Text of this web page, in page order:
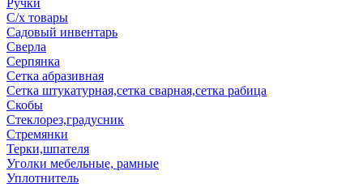
Ручки
С/х товары
Садовый инвентарь
Сверла
Серпянка
Сетка абразивная
Сетка штукатурная,сетка сварная,сетка рабица
Скобы
Стеклорез,градусник
Стремянки
Терки,шпателя
Уголки мебельные, рамные
Уплотнитель